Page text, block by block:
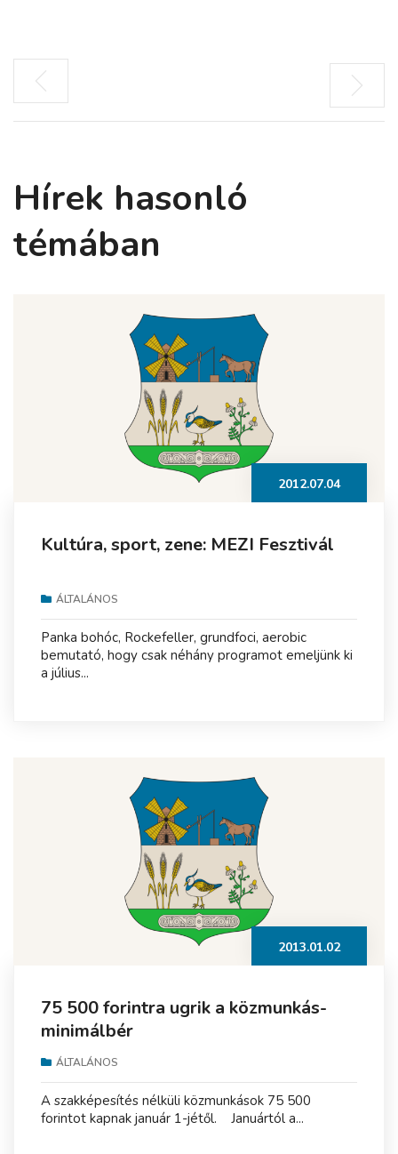
Hírek hasonló
témában
2012.07.04
Kultúra, sport, zene: MEZI Fesztivál
ÁLTALÁNOS
Panka bohóc, Rockefeller, grundfoci, aerobic
bemutató, hogy csak néhány programot emeljünk ki
a július...
2013.01.02
75 500 forintra ugrik a közmunkás-
minimálbér
ÁLTALÁNOS
A szakképesítés nélküli közmunkások 75 500
forintot kapnak január 1-jétől. Januártól a...